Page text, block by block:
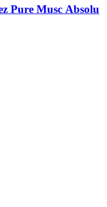
Pure Musc Absolu